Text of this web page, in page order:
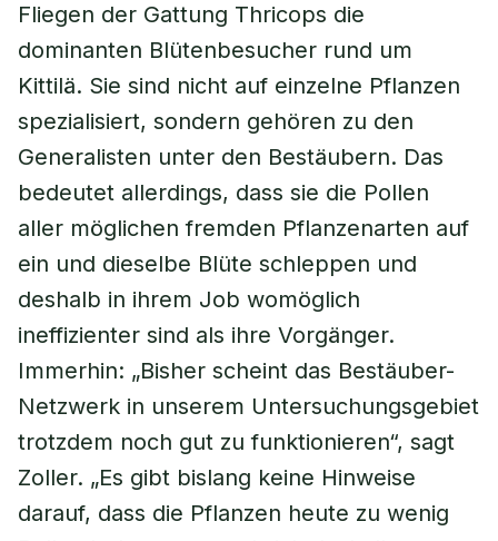
Fliegen der Gattung Thricops die
dominanten Blütenbesucher rund um
Kittilä. Sie sind nicht auf einzelne Pflanzen
spezialisiert, sondern gehören zu den
Generalisten unter den Bestäubern. Das
bedeutet allerdings, dass sie die Pollen
aller möglichen fremden Pflanzenarten auf
ein und dieselbe Blüte schleppen und
deshalb in ihrem Job womöglich
ineffizienter sind als ihre Vorgänger.
Immerhin: „Bisher scheint das Bestäuber-
Netzwerk in unserem Untersuchungsgebiet
trotzdem noch gut zu funktionieren“, sagt
Zoller. „Es gibt bislang keine Hinweise
darauf, dass die Pflanzen heute zu wenig